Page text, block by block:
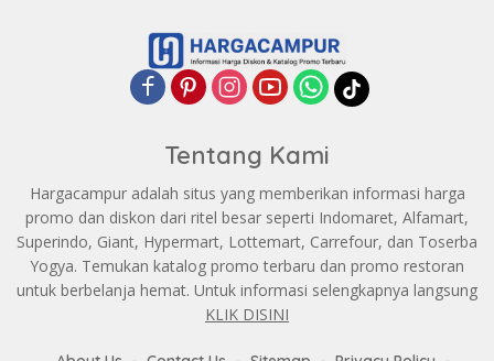
Tentang Kami
Hargacampur adalah situs yang memberikan informasi harga
promo dan diskon dari ritel besar seperti Indomaret, Alfamart,
Superindo, Giant, Hypermart, Lottemart, Carrefour, dan Toserba
Yogya. Temukan katalog promo terbaru dan promo restoran
untuk berbelanja hemat. Untuk informasi selengkapnya langsung
KLIK DISINI